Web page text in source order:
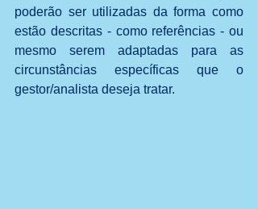
poderão ser utilizadas da forma como
estão descritas - como referências - ou
mesmo serem adaptadas para as
circunstâncias específicas que o
gestor/analista deseja tratar.